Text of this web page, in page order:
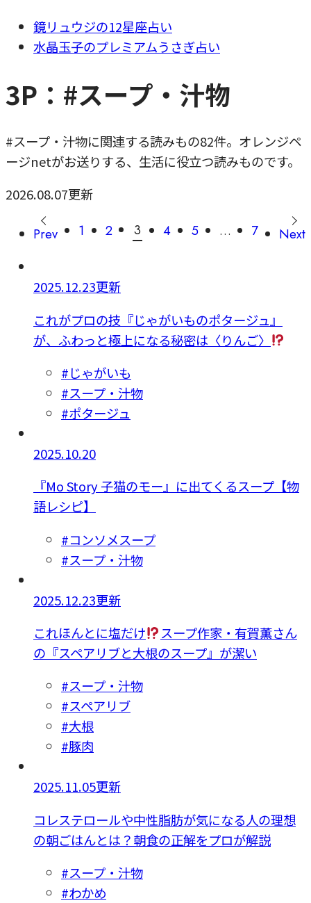
鏡リュウジの12星座占い
水晶玉子のプレミアムうさぎ占い
3P：#スープ・汁物
#スープ・汁物に関連する読みもの82件。オレンジペ
ージnetがお送りする、生活に役立つ読みものです。
2026.08.07更新
Prev 1 2 3 4 5 … 7 Next
2025.12.23更新
これがプロの技『じゃがいものポタージュ』
が、ふわっと極上になる秘密は〈りんご〉
#じゃがいも
#スープ・汁物
#ポタージュ
2025.10.20
『Mo Story 子猫のモー』に出てくるスープ【物
語レシピ】
#コンソメスープ
#スープ・汁物
2025.12.23更新
これほんとに塩だけ
スープ作家・有賀薫さん
の『スペアリブと大根のスープ』が潔い
#スープ・汁物
#スペアリブ
#大根
#豚肉
2025.11.05更新
コレステロールや中性脂肪が気になる人の理想
の朝ごはんとは？朝食の正解をプロが解説
#スープ・汁物
#わかめ